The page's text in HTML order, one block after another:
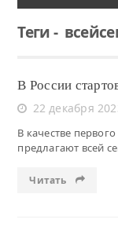
Теги-
В России
22 декабря
В качестве
предлагают всей
Читать